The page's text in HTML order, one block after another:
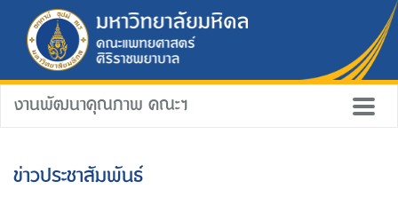
งานพัฒนาคุณภาพ คณะฯ
ข่าวประชาสัมพันธ์